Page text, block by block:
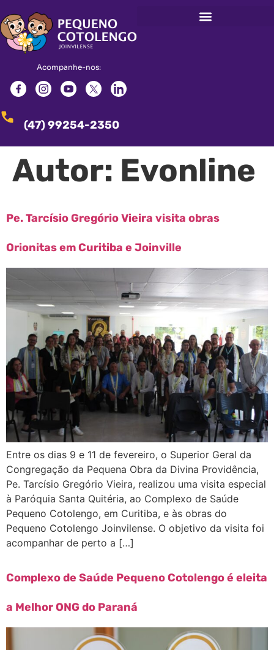
Acompanhe-nos:
(47) 99254-2350
Autor: Evonline
Pe. Tarcísio Gregório Vieira visita obras
Orionitas em Curitiba e Joinville
Entre os dias 9 e 11 de fevereiro, o Superior Geral da
Congregação da Pequena Obra da Divina Providência,
Pe. Tarcísio Gregório Vieira, realizou uma visita especial
à Paróquia Santa Quitéria, ao Complexo de Saúde
Pequeno Cotolengo, em Curitiba, e às obras do
Pequeno Cotolengo Joinvilense. O objetivo da visita foi
acompanhar de perto a […]
Complexo de Saúde Pequeno Cotolengo é eleita
a Melhor ONG do Paraná